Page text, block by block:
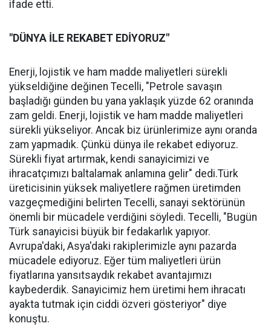
ifade etti.
"DÜNYA İLE REKABET EDİYORUZ"
Enerji, lojistik ve ham madde maliyetleri sürekli
yükseldiğine değinen Tecelli, "Petrole savaşın
başladığı günden bu yana yaklaşık yüzde 62 oranında
zam geldi. Enerji, lojistik ve ham madde maliyetleri
sürekli yükseliyor. Ancak biz ürünlerimize aynı oranda
zam yapmadık. Çünkü dünya ile rekabet ediyoruz.
Sürekli fiyat artırmak, kendi sanayicimizi ve
ihracatçımızı baltalamak anlamına gelir" dedi.Türk
üreticisinin yüksek maliyetlere rağmen üretimden
vazgeçmediğini belirten Tecelli, sanayi sektörünün
önemli bir mücadele verdiğini söyledi. Tecelli, "Bugün
Türk sanayicisi büyük bir fedakarlık yapıyor.
Avrupa'daki, Asya'daki rakiplerimizle aynı pazarda
mücadele ediyoruz. Eğer tüm maliyetleri ürün
fiyatlarına yansıtsaydık rekabet avantajımızı
kaybederdik. Sanayicimiz hem üretimi hem ihracatı
ayakta tutmak için ciddi özveri gösteriyor" diye
konuştu.